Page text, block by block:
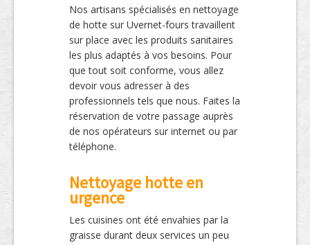
Nos artisans spécialisés en nettoyage
de hotte sur Uvernet-fours travaillent
sur place avec les produits sanitaires
les plus adaptés à vos besoins. Pour
que tout soit conforme, vous allez
devoir vous adresser à des
professionnels tels que nous. Faites la
réservation de votre passage auprès
de nos opérateurs sur internet ou par
téléphone.
Nettoyage hotte en
urgence
Les cuisines ont été envahies par la
graisse durant deux services un peu